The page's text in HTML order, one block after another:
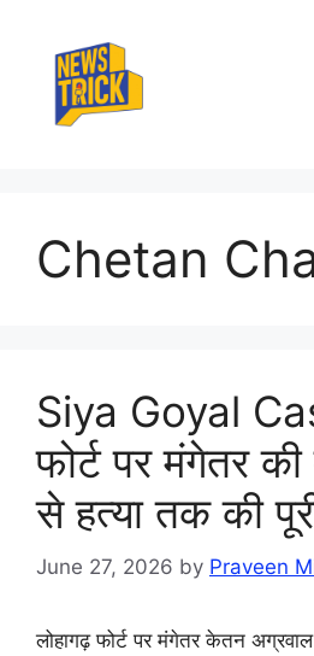
content
Chetan
Siya Goyal
फोर्ट पर मंगेतर
से हत्या तक की
June 27, 2026 by Praveen
लोहागढ़ फोर्ट पर मंगेतर केतन अग्रवाल